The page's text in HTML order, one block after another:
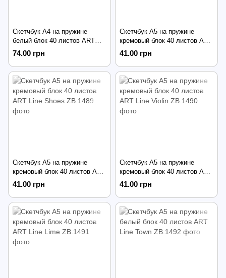
Скетчбук А4 на пружине
белый блок 40 листов ART
Line Elephant
74.00 грн
Скетчбук А5 на пружине
кремовый блок 40 листов ART
Line Feather
41.00 грн
Скетчбук А5 на пружине
кремовый блок 40 листов ART
Line Shoes
41.00 грн
Скетчбук А5 на пружине
кремовый блок 40 листов ART
Line Violin
41.00 грн